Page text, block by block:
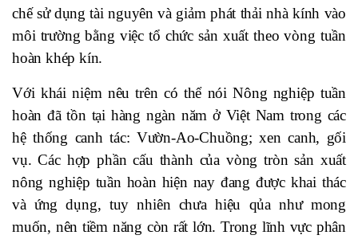
chế sử dụng tài nguyên và giảm phát thải nhà kính vào
môi trường bằng việc tổ chức sản xuất theo vòng tuần
hoàn khép kín.
Với khái niệm nêu trên có thể nói Nông nghiệp tuần
hoàn đã tồn tại hàng ngàn năm ở Việt Nam trong các
hệ thống canh tác: Vườn-Ao-Chuồng; xen canh, gối
vụ. Các hợp phần cấu thành của vòng tròn sản xuất
nông nghiệp tuần hoàn hiện nay đang được khai thác
và ứng dụng, tuy nhiên chưa hiệu qủa như mong
muốn, nên tiềm năng còn rất lớn. Trong lĩnh vực phân